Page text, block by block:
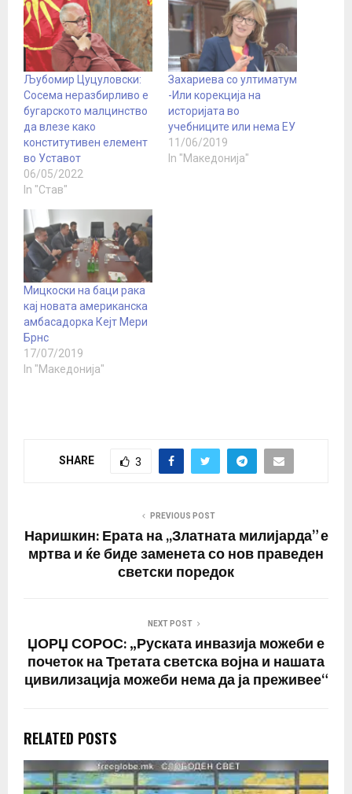
Љубомир Цуцуловски:
Сосема неразбирливо е
бугарското малцинство
да влезе како
конститутивен елемент
во Уставот
06/05/2022
In "Став"
Захариева со ултиматум
-Или корекција на
историјата во
учебниците или нема ЕУ
11/06/2019
In "Македонија"
Мицкоски на баци рака
кај новата американска
амбасадорка Кејт Мери
Брнс
17/07/2019
In "Македонија"
SHARE 3
PREVIOUS POST
Наришкин: Ерата на ,,Златната милијарда” е
мртва и ќе биде заменета со нов праведен
светски поредок
NEXT POST
ЏОРЏ СОРОС: „Руската инвазија можеби е
почеток на Третата светска војна и нашата
цивилизација можеби нема да ја преживее“
RELATED POSTS